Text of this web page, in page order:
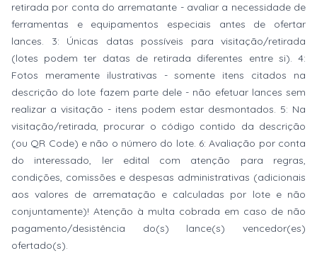
retirada por conta do arrematante - avaliar a necessidade de
ferramentas e equipamentos especiais antes de ofertar
lances. 3: Únicas datas possíveis para visitação/retirada
(lotes podem ter datas de retirada diferentes entre si). 4:
Fotos meramente ilustrativas - somente itens citados na
descrição do lote fazem parte dele - não efetuar lances sem
realizar a visitação - itens podem estar desmontados. 5: Na
visitação/retirada, procurar o código contido da descrição
(ou QR Code) e não o número do lote. 6: Avaliação por conta
do interessado, ler edital com atenção para regras,
condições, comissões e despesas administrativas (adicionais
aos valores de arrematação e calculadas por lote e não
conjuntamente)! Atenção à multa cobrada em caso de não
pagamento/desistência do(s) lance(s) vencedor(es)
ofertado(s).